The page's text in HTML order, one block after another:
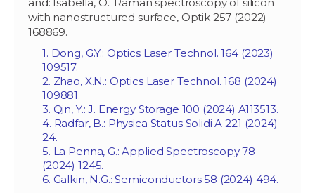
with nanostructured surface, Optik 257 (2022)
168869.
1. Dong, G.Y.: Optics Laser Technol. 164 (2023)
109517.
2. Zhao, X.N.: Optics Laser Technol. 168 (2024)
109881.
3. Qin, Y.: J. Energy Storage 100 (2024) A113513.
4. Radfar, B.: Physica Status Solidi A 221 (2024)
24.
5. La Penna, G.: Applied Spectroscopy 78
(2024) 1245.
6. Galkin, N.G.: Semiconductors 58 (2024) 494.